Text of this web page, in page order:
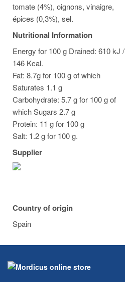
tomate (4%), oignons, vinaigre,
épices (0,3%), sel.
Nutritional Information
Energy for 100 g Drained: 610 kJ /
146 Kcal.
Fat: 8.7g for 100 g of which
Saturates 1.1 g
Carbohydrate: 5.7 g for 100 g of
which Sugars 2.7 g
Protein: 11 g for 100 g
Salt: 1.2 g for 100 g.
Supplier
Country of origin
Spain